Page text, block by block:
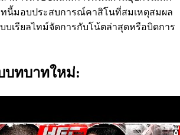
ทนี้มอบประสบการณ์คาสิโนที่สมเหตุสมผล
บเรียลไทม์จัดการกับโน้ตล่าสุดหรือบิดการ
บทบาทใหม่: